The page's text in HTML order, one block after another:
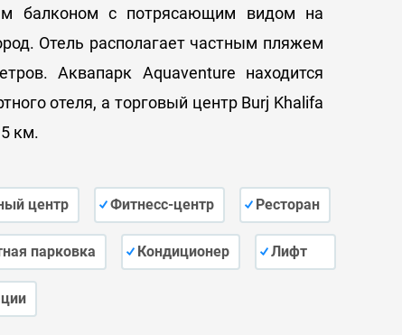
балконом с потрясающим видом на
Отель располагает частным пляжем
Аквапарк Aquaventure находится
отеля, а торговый центр Burj Khalifa
км.
центр Фитнесс-центр Ресторан
парковка Кондиционер Лифт